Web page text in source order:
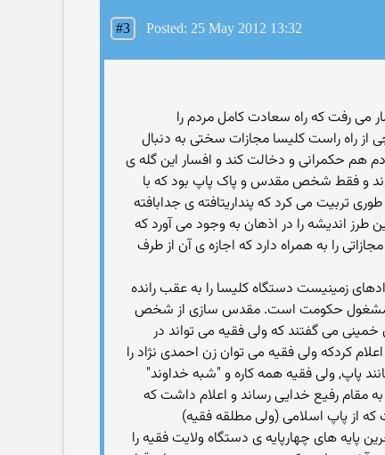
#3 Posted: 25 May 2012 13:32
می رفت که راه سعادت کامل مردم را
از راه راست کلیسا مجازات سختی به دنبال
هم حکمرانی و دخالت کند و افسار این گله ی
و فقط شخص مقدس و پاک پاپ بود که با
تربیت می کرد که پنداریتافته ی جدابافته
اندیشه را در اذهان به وجود می آورد که
را به همراه دارد که اجازه ی آن از طرف
زمینیست دستگاه کلیسا را به عقب رانده
مشغول حکومت است. مقدس سازی از شخص
می گفتند که ولی فقیه می تواند در
کردکه ولی فقیه می توان زن احمدی نژاد را
پاپ, ولی فقیه همه کاره و "شبه خداوند"
مقام رفیع خدایی رساند و اعلام داشت که
از پاپ اسلامی (ولی مطلقه فقیه)
پایه های چهارپایه ی دستگاه ولایت فقیه را